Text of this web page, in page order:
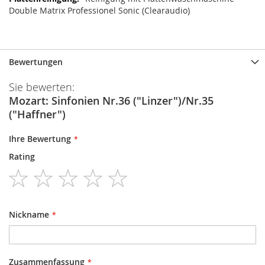
Double Matrix Professionel Sonic (Clearaudio)
Bewertungen
Sie bewerten:
Mozart: Sinfonien Nr.36 ("Linzer")/Nr.35
("Haffner")
Ihre Bewertung
Rating
1
star
2
stars
3
stars
4
stars
Nickname
Zusammenfassung